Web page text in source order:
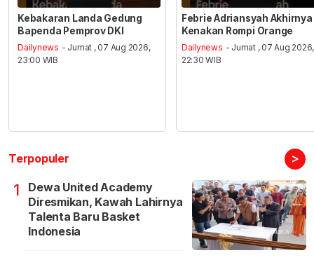
Kebakaran Landa Gedung
Bapenda Pemprov DKI
Dailynews - Jumat , 07 Aug 2026,
23:00 WIB
Febrie Adriansyah Akhirnya
Kenakan Rompi Orange
Dailynews - Jumat , 07 Aug 2026,
22:30 WIB
Terpopuler >
1
Dewa United Academy
Diresmikan, Kawah Lahirnya
Talenta Baru Basket
Indonesia